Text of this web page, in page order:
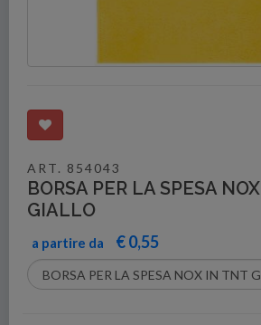
ART. 854043
BORSA PER LA SPESA
GIALLO
a partire da € 0,55